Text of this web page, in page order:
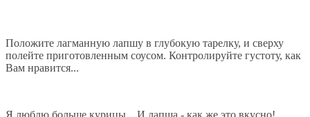
Положите лагманную лапшу в глубокую тарелку, и сверху
полейте приготовленным соусом. Контролируйте густоту, как
Вам нравится...
Я люблю больше курицы... И лапша - как же это вкусно!